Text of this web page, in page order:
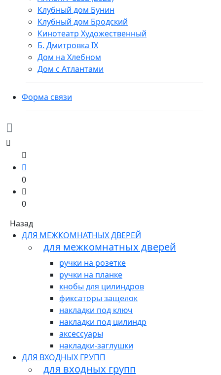
Клубный дом Бунин
Клубный дом Бродский
Кинотеатр Художественный
Б. Дмитровка IX
Дом на Хлебном
Дом с Атлантами
Форма связи
0
0
Назад
ДЛЯ МЕЖКОМНАТНЫХ ДВЕРЕЙ
для межкомнатных дверей
ручки на розетке
ручки на планке
кнобы для цилиндров
фиксаторы защелок
накладки под ключ
накладки под цилиндр
аксессуары
накладки-заглушки
ДЛЯ ВХОДНЫХ ГРУПП
для входных групп